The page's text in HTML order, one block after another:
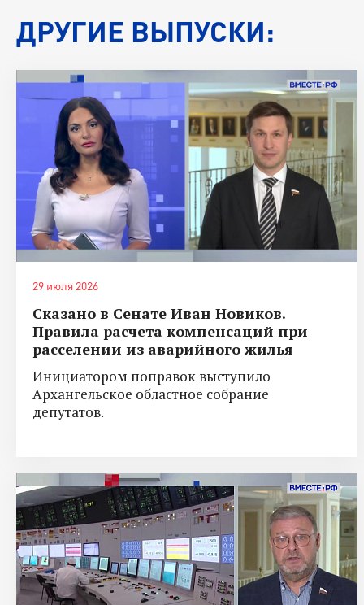
ДРУГИЕ ВЫПУСКИ:
29 июля 2026
Сказано в Сенате Иван Новиков.
Правила расчета компенсаций при
расселении из аварийного жилья
Инициатором поправок выступило
Архангельское областное собрание
депутатов.